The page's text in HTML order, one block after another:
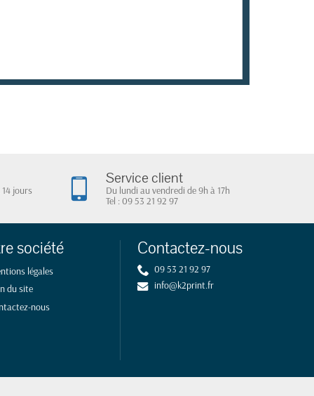
jours
Service client
Du lundi au vendredi de 9h à 17h
Tel : 09 53 21 92 97
société
légales
du site
nous
Contactez-nous
09 53 21 92 97
info@k2print.fr